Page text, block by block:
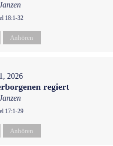
18:1-32
Anhören
2026
regiert
17:1-29
Anhören